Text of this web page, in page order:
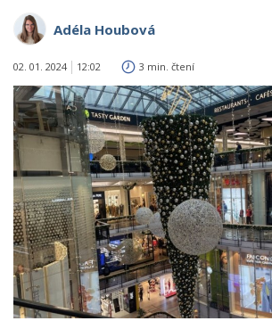
Adéla Houbová
02. 01. 2024 12:02 3 min. čtení